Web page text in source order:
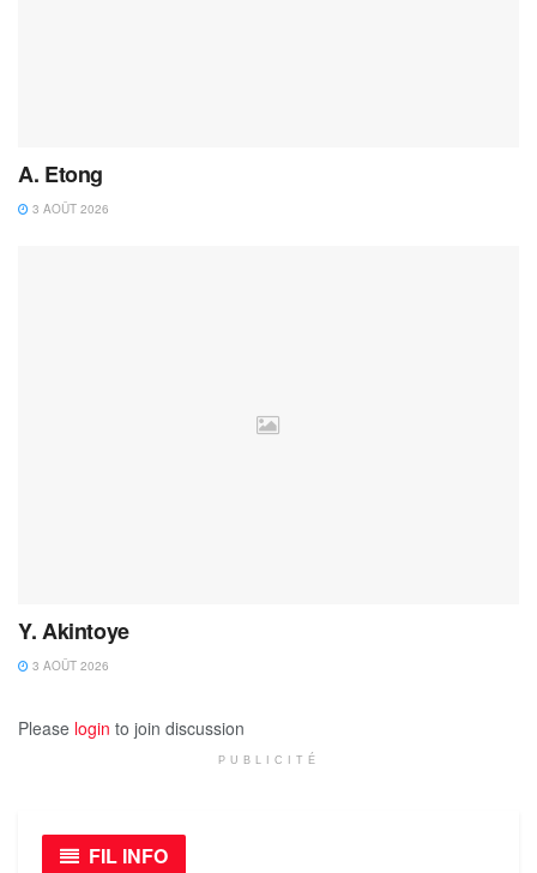
A. Etong
3 AOÛT 2026
Y. Akintoye
3 AOÛT 2026
Please login to join discussion
PUBLICITÉ
FIL INFO